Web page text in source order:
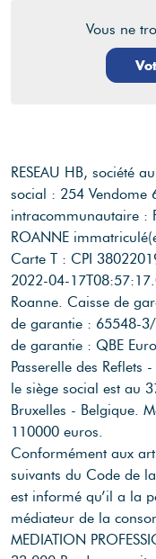
Vous ne
RESEAU HB, société
social : 254 Vendome
intracommunautaire :
ROANNE
Carte T : CPI
2022-04-
Roanne. Caisse de
de garantie : 65548-
de garantie : QBE
Passerelle des Reflets -
le siège social est au
Bruxelles - Belgique.
110000 euros.
Conformément aux
suivants du Code de
est informé qu’il a la
médiateur de la
MEDIATION